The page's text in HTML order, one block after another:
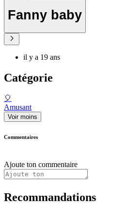
Fanny baby
il y a 19 ans
Catégorie
🎈
Amusant
Voir moins
Commentaires
Ajoute ton commentaire
Recommandations